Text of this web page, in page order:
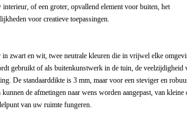
of een groter, opvallend element voor buiten, het
voor creatieve toepassingen.
zwart en wit, twee neutrale kleuren die in vrijwel elke
gebruikt of als buitenkunstwerk in de tuin, de veelzijdigheid
De standaarddikte is 3 mm, maar voor een steviger en
de afmetingen naar wens worden aangepast, van kleine
van uw ruimte fungeren.